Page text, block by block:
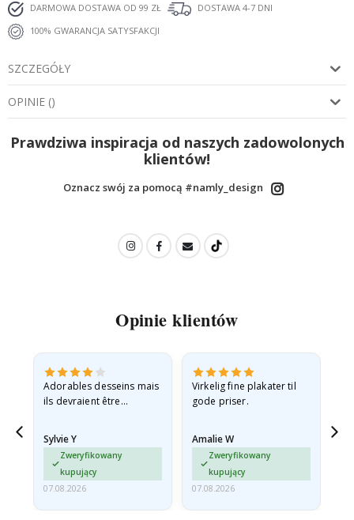
DARMOWA DOSTAWA OD 99 ZŁ
DOSTAWA 4-7 DNI
100% GWARANCJA SATYSFAKCJI
SZCZEGÓŁY
OPINIE ()
Prawdziwa inspiracja od naszych zadowolonych
klientów!
Oznacz swój za pomocą #namly_design
Opinie klientów
Adorables desseins mais
ils devraient être
enveloppe rigide car ils
sont arrivés roulés et un…
Sylvie Y
Zweryfikowany
kupujący
07.08.2026
Virkelig fine plakater til
gode priser.
Amalie W
Zweryfikowany
kupujący
07.08.2026